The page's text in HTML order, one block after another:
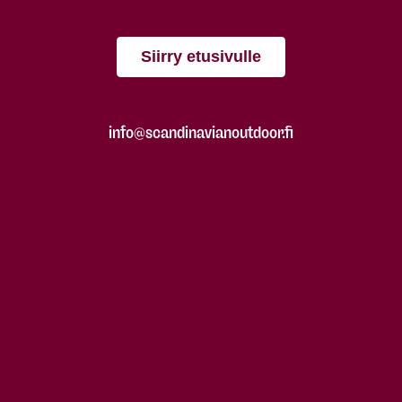
Siirry etusivulle
info@scandinavianoutdoor.fi